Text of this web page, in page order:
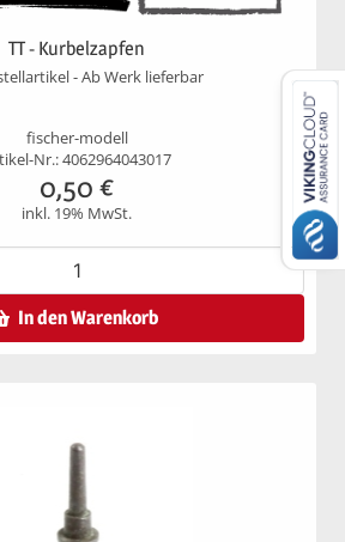
TT - Kurbelzapfen
- Ab Werk lieferbar
fischer-modell
Nr.: 4062964043017
0,50 €
inkl. 19% MwSt.
In den Warenkorb